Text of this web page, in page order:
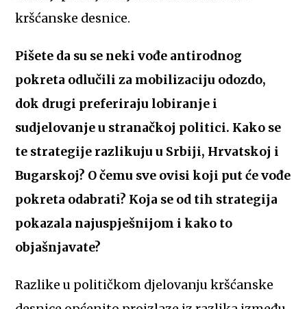
kršćanske desnice.
Pišete da su se neki vođe antirodnog
pokreta odlučili za mobilizaciju odozdo,
dok drugi preferiraju lobiranje i
sudjelovanje u stranačkoj politici. Kako se
te strategije razlikuju u Srbiji, Hrvatskoj i
Bugarskoj? O čemu sve ovisi koji put će vođe
pokreta odabrati? Koja se od tih strategija
pokazala najuspješnijom i kako to
objašnjavate?
Razlike u političkom djelovanju kršćanske